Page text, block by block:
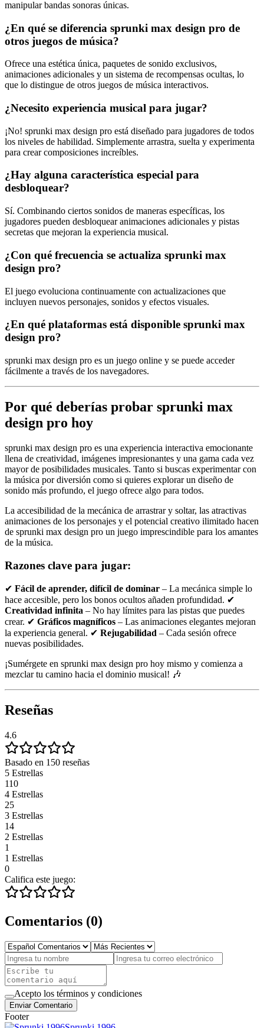
manipular bandas sonoras únicas.
¿En qué se diferencia sprunki max design pro de
otros juegos de música?
Ofrece una estética única, paquetes de sonido exclusivos,
animaciones adicionales y un sistema de recompensas ocultas, lo
que lo distingue de otros juegos de música interactivos.
¿Necesito experiencia musical para jugar?
¡No! sprunki max design pro está diseñado para jugadores de todos
los niveles de habilidad. Simplemente arrastra, suelta y experimenta
para crear composiciones increíbles.
¿Hay alguna característica especial para
desbloquear?
Sí. Combinando ciertos sonidos de maneras específicas, los
jugadores pueden desbloquear animaciones adicionales y pistas
secretas que mejoran la experiencia musical.
¿Con qué frecuencia se actualiza sprunki max
design pro?
El juego evoluciona continuamente con actualizaciones que
incluyen nuevos personajes, sonidos y efectos visuales.
¿En qué plataformas está disponible sprunki max
design pro?
sprunki max design pro es un juego online y se puede acceder
fácilmente a través de los navegadores.
Por qué deberías probar sprunki max
design pro hoy
sprunki max design pro es una experiencia interactiva emocionante
llena de creatividad, imágenes impresionantes y una gama cada vez
mayor de posibilidades musicales. Tanto si buscas experimentar con
la música por diversión como si quieres explorar un diseño de
sonido más profundo, el juego ofrece algo para todos.
La accesibilidad de la mecánica de arrastrar y soltar, las atractivas
animaciones de los personajes y el potencial creativo ilimitado hacen
de sprunki max design pro un juego imprescindible para los amantes
de la música.
Razones clave para jugar:
✔ Fácil de aprender, difícil de dominar – La mecánica simple lo
hace accesible, pero los bonos ocultos añaden profundidad. ✔
Creatividad infinita – No hay límites para las pistas que puedes
crear. ✔ Gráficos magníficos – Las animaciones elegantes mejoran
la experiencia general. ✔ Rejugabilidad – Cada sesión ofrece
nuevas posibilidades.
¡Sumérgete en sprunki max design pro hoy mismo y comienza a
mezclar tu camino hacia el dominio musical! 🎶
Reseñas
4.6
Basado en 150 reseñas
5 Estrellas
110
4 Estrellas
25
3 Estrellas
14
2 Estrellas
1
1 Estrellas
0
Califica este juego:
Comentarios (0)
Acepto los términos y condiciones
Enviar Comentario
Footer